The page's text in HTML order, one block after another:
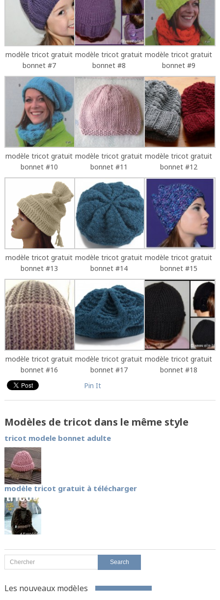
modèle tricot gratuit
bonnet #7
modèle tricot gratuit
bonnet #8
modèle tricot gratuit
bonnet #9
modèle tricot gratuit
bonnet #10
modèle tricot gratuit
bonnet #11
modèle tricot gratuit
bonnet #12
modèle tricot gratuit
bonnet #13
modèle tricot gratuit
bonnet #14
modèle tricot gratuit
bonnet #15
modèle tricot gratuit
bonnet #16
modèle tricot gratuit
bonnet #17
modèle tricot gratuit
bonnet #18
Pin It
Modèles de tricot dans le même style
tricot modele bonnet adulte
modèle tricot gratuit à télécharger
Les nouveaux modèles